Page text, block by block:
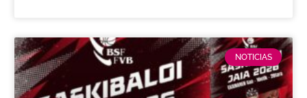
NOTICIAS